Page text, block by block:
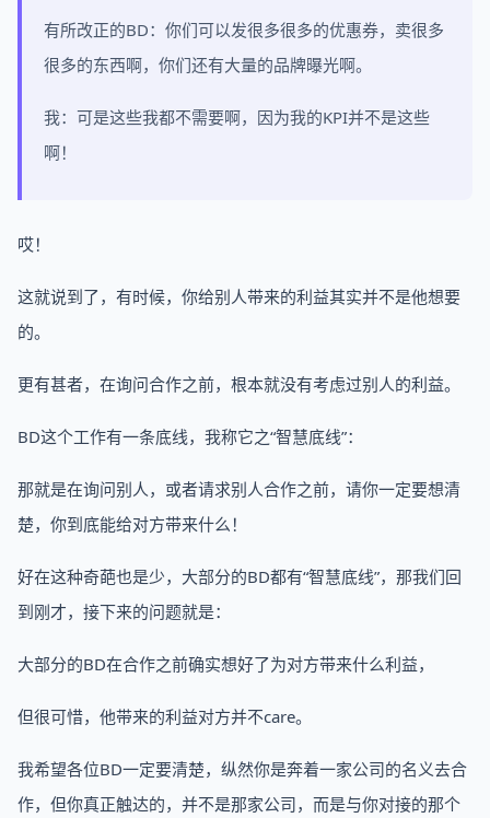
有所改正的BD：你们可以发很多很多的优惠券，卖很多
很多的东西啊，你们还有大量的品牌曝光啊。
我：可是这些我都不需要啊，因为我的KPI并不是这些
啊！
哎！
这就说到了，有时候，你给别人带来的利益其实并不是他想要
的。
更有甚者，在询问合作之前，根本就没有考虑过别人的利益。
BD这个工作有一条底线，我称它之“智慧底线”：
那就是在询问别人，或者请求别人合作之前，请你一定要想清
楚，你到底能给对方带来什么！
好在这种奇葩也是少，大部分的BD都有“智慧底线”，那我们回
到刚才，接下来的问题就是：
大部分的BD在合作之前确实想好了为对方带来什么利益，
但很可惜，他带来的利益对方并不care。
我希望各位BD一定要清楚，纵然你是奔着一家公司的名义去合
作，但你真正触达的，并不是那家公司，而是与你对接的那个